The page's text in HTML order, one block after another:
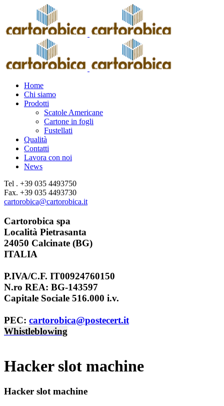
Home
Chi siamo
Prodotti
Scatole Americane
Cartone in fogli
Fustellati
Qualità
Contatti
Lavora con noi
News
Tel . +39 035 4493750
Fax. +39 035 4493730
cartorobica@cartorobica.it
Cartorobica spa
Località Pietrasanta
24050 Calcinate (BG)
ITALIA
P.IVA/C.F. IT00924760150
N.ro REA: BG-143597
Capitale Sociale 516.000 i.v.
PEC: cartorobica@postecert.it
Whistleblowing
Hacker slot machine
Hacker slot machine